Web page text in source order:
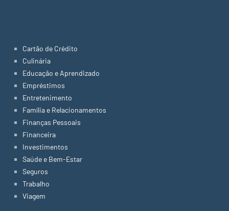
Cartão de Crédito
Culinária
Educação e Aprendizado
Empréstimos
Entretenimento
Família e Relacionamentos
Finanças Pessoais
Financeira
Investimentos
Saúde e Bem-Estar
Seguros
Trabalho
Viagem